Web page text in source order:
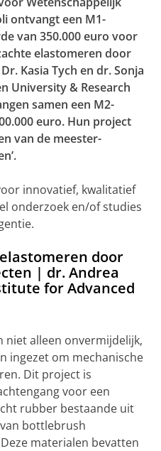
ontvangt een M1-
van 350.000 euro voor
elastomeren door
Dr. Kasia Tych en dr. Sonja
University & Research
samen een M2-
euro. Hun project
van de meester-
innovatief, kwalitatief
onderzoek en/of studies
door
| dr. Andrea
for Advanced
niet alleen onvermijdelijk,
ingezet om mechanische
Dit project is
voor een
rubber bestaande uit
bottlebrush
materialen bevatten